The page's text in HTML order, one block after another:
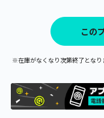
この
※在庫がなくなり次第終了となり